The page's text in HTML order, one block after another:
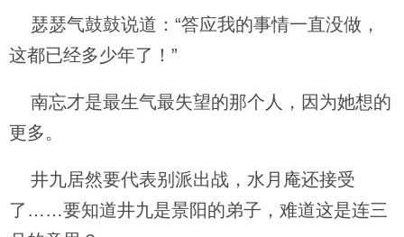
瑟瑟气鼓鼓说道：“答应我的事情一直没做，
这都已经多少年了！”
南忘才是最生气最失望的那个人，因为她想的
更多。
井九居然要代表别派出战，水月庵还接受
了……要知道井九是景阳的弟子，难道这是连三